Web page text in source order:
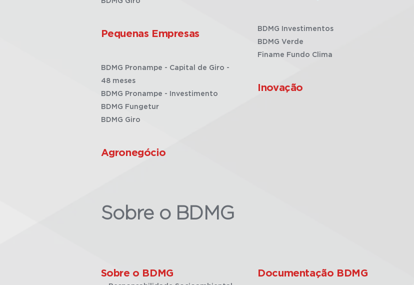
Pequenas Empresas
BDMG Pronampe - Capital de Giro -
48 meses
BDMG Pronampe - Investimento
BDMG Fungetur
BDMG Giro
Agronegócio
BDMG Investimentos
BDMG Verde
Finame Fundo Clima
Inovação
Sobre o BDMG
Sobre o BDMG Documentação BDMG